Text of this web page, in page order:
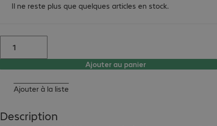
Il ne reste plus que quelques articles en stock.
Ajouter au panier
Ajouter à la liste
Description